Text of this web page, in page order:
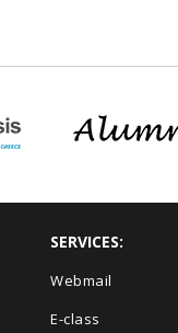
SERVICES:
Webmail
E-class